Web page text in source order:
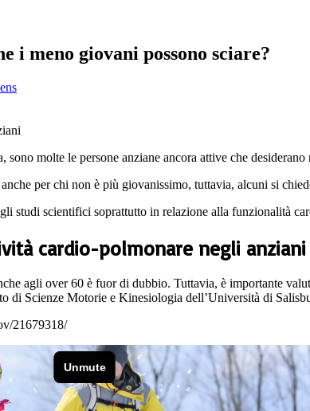
i meno giovani possono sciare?
sono molte le persone anziane ancora attive che
per chi non è più giovanissimo, tuttavia, alcuni si
studi scientifici soprattutto in relazione alla funzionalità
cardio-polmonare negli anziani
agli over 60 è fuor di dubbio. Tuttavia, è importante
di Scienze Motorie e Kinesiologia dell’Università di
21679318/